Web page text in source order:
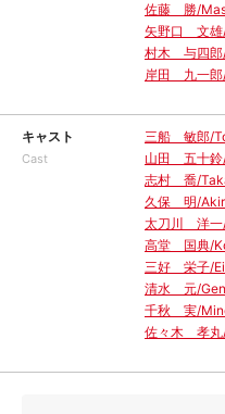
佐藤 勝/
矢野口 文雄
村木 与四郎
岸田 九一郎
キャスト
Cast
三船 敏郎/
山田 五十鈴
志村 喬/
久保 明/
太刀川 洋一
高堂 国典/
三好 栄子/
清水 元/
千秋 実/
佐々木 孝丸